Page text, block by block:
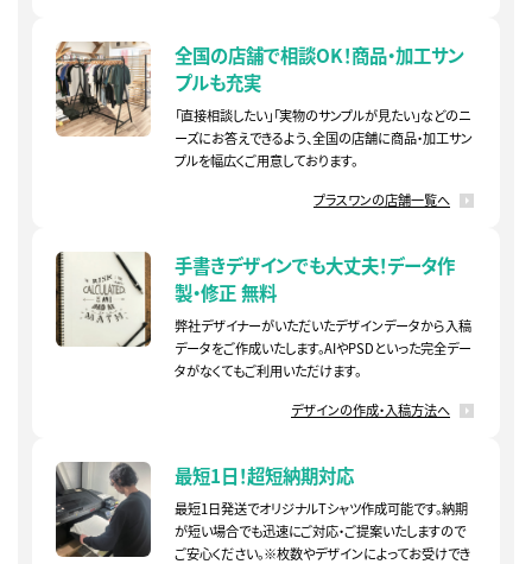
全国の店舗で相談OK！商品・加工サン
プルも充実
「直接相談したい」「実物のサンプルが見たい」などのニ
ーズにお答えできるよう、全国の店舗に商品・加工サン
プルを幅広くご用意しております。
プラスワンの店舗一覧へ
手書きデザインでも大丈夫！データ作
製・修正 無料
弊社デザイナーがいただいたデザインデータから入稿
データをご作成いたします。AIやPSDといった完全デー
タがなくてもご利用いただけます。
デザインの作成・入稿方法へ
最短1日！超短納期対応
最短1日発送でオリジナルTシャツ作成可能です。納期
が短い場合でも迅速にご対応・ご提案いたしますので
ご安心ください。※枚数やデザインによってお受けでき